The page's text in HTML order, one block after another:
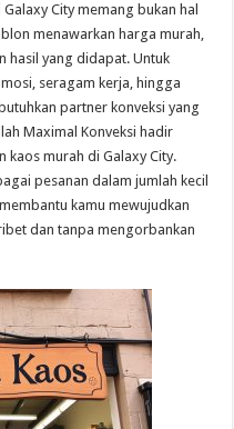
City memang bukan hal
menawarkan harga murah,
hasil yang didapat. Untuk
seragam kerja, hingga
partner konveksi yang
Maximal Konveksi hadir
kaos murah di Galaxy City.
pesanan dalam jumlah kecil
kamu mewujudkan
dan tanpa mengorbankan